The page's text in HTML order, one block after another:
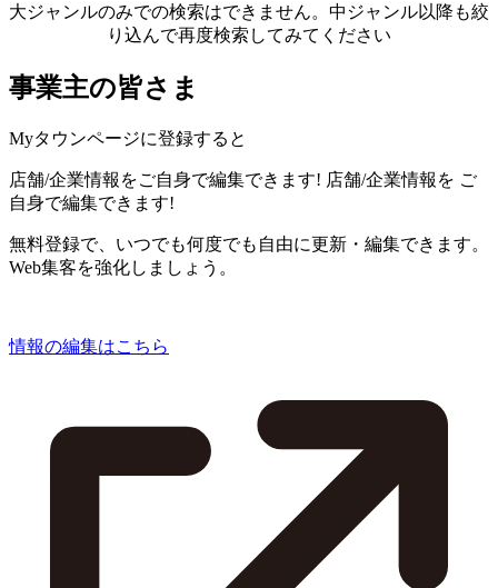
大ジャンルのみでの検索はできません。中ジャンル以降も絞
り込んで再度検索してみてください
事業主の皆さま
Myタウンページに登録すると
店舗/企業情報をご自身で編集できます! 店舗/企業情報を ご
自身で編集できます!
無料登録で、いつでも何度でも自由に更新・編集できます。
Web集客を強化しましょう。
情報の編集はこちら